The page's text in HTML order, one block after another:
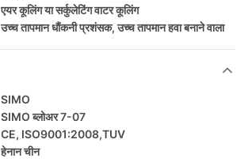
एयर कूलिंग या सर्कुलेटिंग वाटर कूलिंग
उच्च तापमान धौंकनी प्रशंसक,उच्च तापमान हवा बनाने वाला
SIMO
SIMO ब्लोअर 7-07
CE, ISO9001:2008,TUV
हेनान चीन